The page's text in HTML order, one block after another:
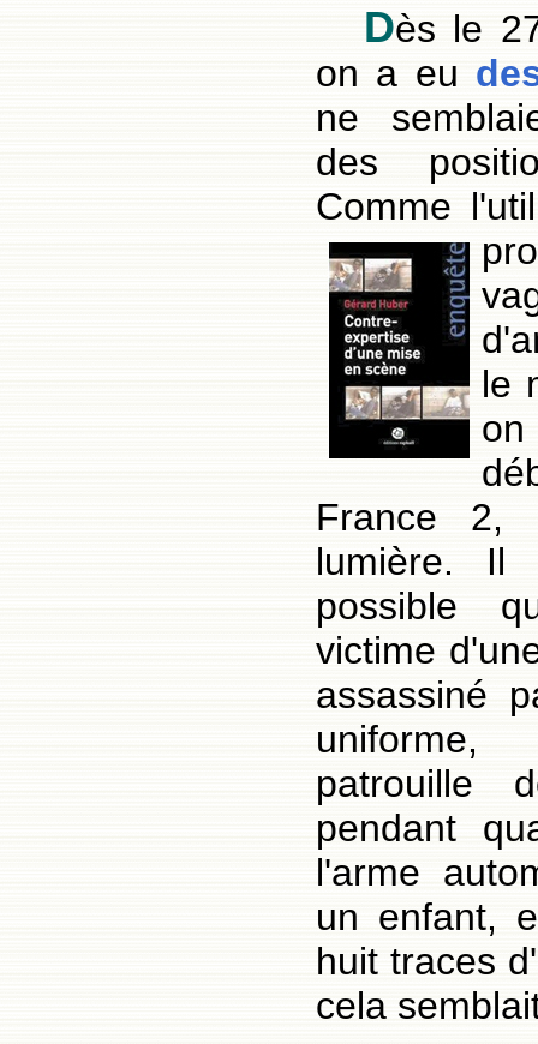
Dès le
on a eu
ne
des
Comme
le
France
lumière.
possible
victime
assassiné
patrouille
pendant
l'arme
un enfant,
huit traces
cela